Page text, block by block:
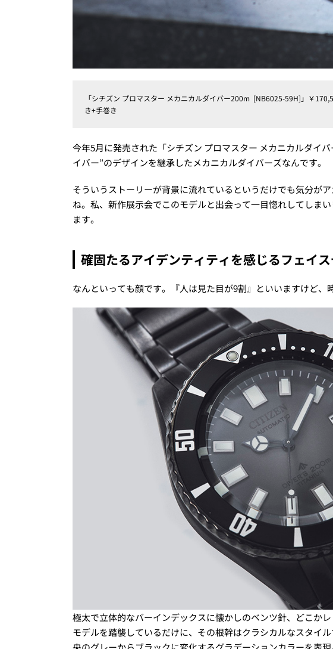
「シチズン プロマスター メカニカルダイバー200m [NB6025-59H]」￥
き+手巻き
今年5月に発売された「シチズン プロマスター メカニカルダイ
イバー”のデザインを継承したメカニカルダイバーズなんです。
そういうストーリーが背景に流れているというだけでも気分が
ね。私、新作展示会でこのモデルと出会って一目惚れしてしま
ます。
確固たるアイデンティティを感じるフェイス
なんといっても顔です。『人は見た目が9割』といいますけど、
極太で立体的なバーインデックスに懐かしのベンツ針、どこ
モデルを踏襲しているだけに、その根幹はクラシカルなスタイ